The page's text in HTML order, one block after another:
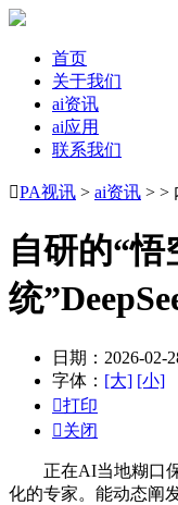
首页
关于我们
ai资讯
ai应用
联系我们
PA视讯 > ai资讯 > >
自研的“
统
日期：2026-02-
字体： [大] [小]
打印
关闭
正在AI当地糊口保
化的专家。能动态阐